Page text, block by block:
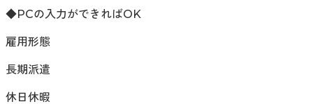
◆PCの入力ができればOK
雇用形態
長期派遣
休日休暇